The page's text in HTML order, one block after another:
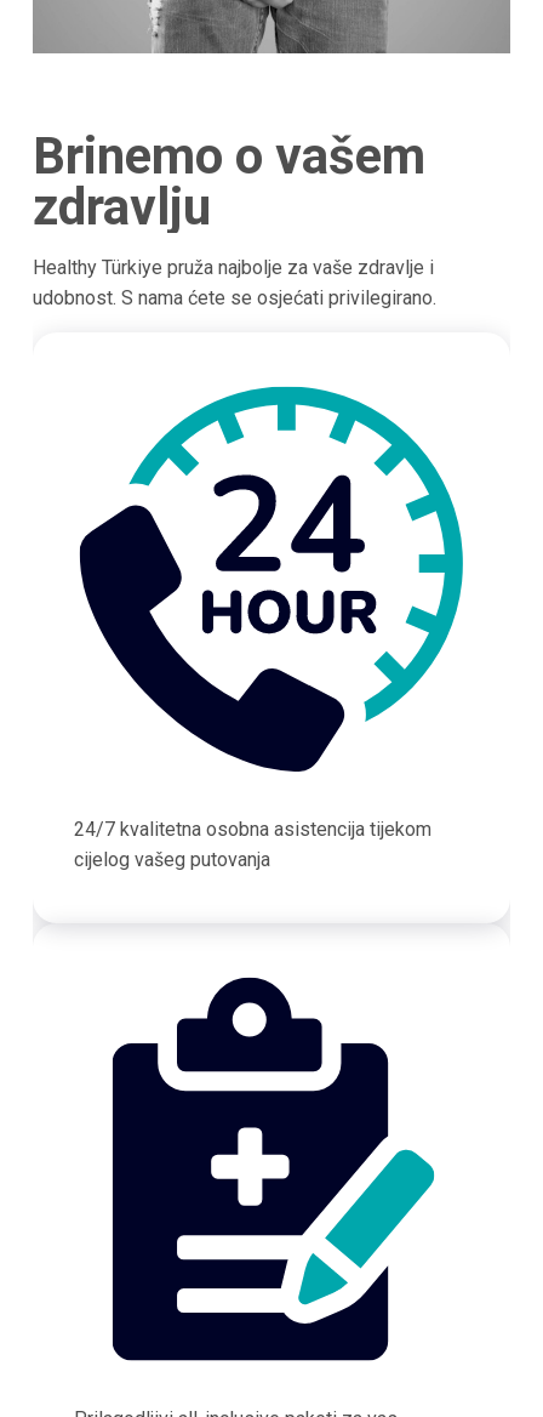
Brinemo o vašem
zdravlju
Healthy Türkiye pruža najbolje za vaše zdravlje i
udobnost. S nama ćete se osjećati privilegirano.
24/7 kvalitetna osobna asistencija tijekom
cijelog vašeg putovanja